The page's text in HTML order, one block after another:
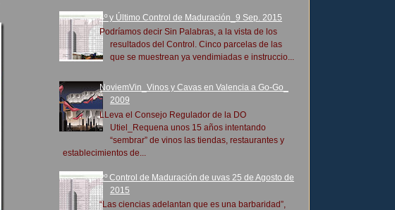
4º y Último Control de Maduración_9 Sep. 2015
Podríamos decir Sin Palabras, a la vista de los
resultados del Control. Cinco parcelas de las
que se muestrean ya vendimiadas e instruccio...
NoviemVin_Vinos y Cavas en Valencia a Go-Go_
2009
LLeva el Consejo Regulador de la DO
Utiel_Requena unos 15 años intentando
“sembrar” de vinos las tiendas, restaurantes y
establecimientos de...
2º Control de Maduración de uvas 25 de Agosto de
2015
“Las ciencias adelantan que es una barbaridad”,